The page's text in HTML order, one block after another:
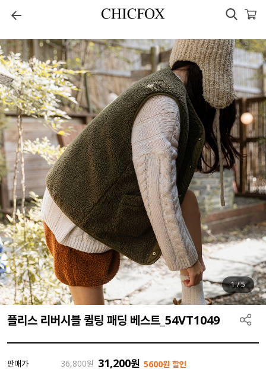
1/5
플리스 리버시블 퀼팅 패딩 베스트_54VT1049
판매가 36,800원 31,200원 5600원 할인